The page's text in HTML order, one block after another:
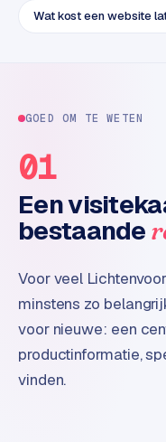
t
e
u
I
n
u
t
r
i
e
n
Wat kost een website
GOED OM TE WETEN
01
Een
bestaande
Voor veel
minstens zo
voor nieuwe: een
productinformatie,
vinden.